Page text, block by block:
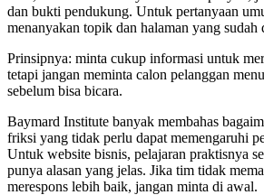
dan bukti pendukung. Untuk pertanyaan
menanyakan topik dan halaman yang sudah
Prinsipnya: minta cukup informasi untuk
tetapi jangan meminta calon pelanggan
sebelum bisa bicara.
Baymard Institute banyak membahas
friksi yang tidak perlu dapat memengaruhi
Untuk website bisnis, pelajaran praktisnya
punya alasan yang jelas. Jika tim tidak
merespons lebih baik, jangan minta di awal.